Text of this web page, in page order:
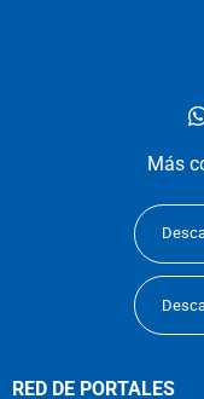
Más
RED DE PORTALES